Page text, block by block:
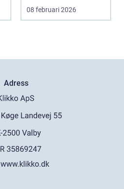
procedu...
08 februari 2026
Adress
www.klikko.dk